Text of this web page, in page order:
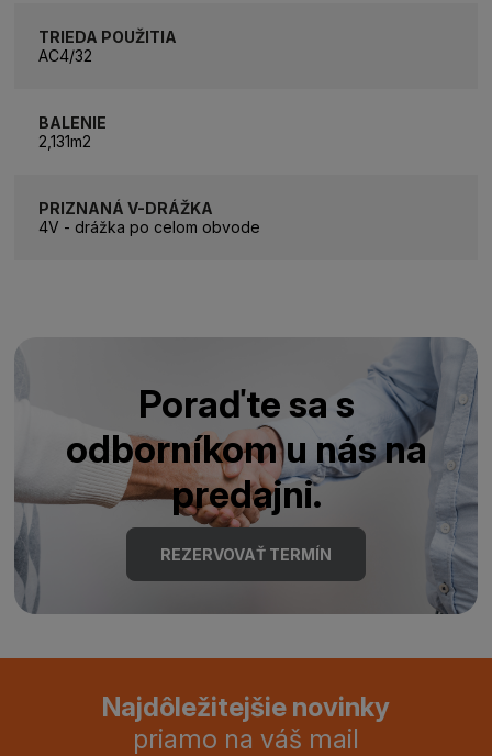
TRIEDA POUŽITIA
AC4/32
BALENIE
2,131m2
PRIZNANÁ V-DRÁŽKA
4V - drážka po celom obvode
Poraďte sa s
odborníkom u nás na
predajni.
REZERVOVAŤ TERMÍN
Najdôležitejšie novinky
priamo na váš mail